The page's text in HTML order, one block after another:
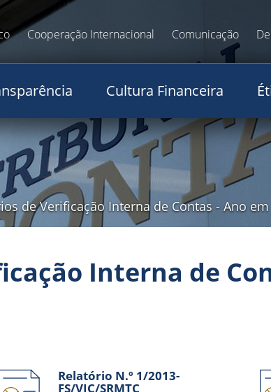
Cooperação Internacional Comunicação
Cultura Financeira
de Verificação Interna de Contas - Ano
Interna de
Relatório N.º 1/2013-
FS/VIC/SRMTC